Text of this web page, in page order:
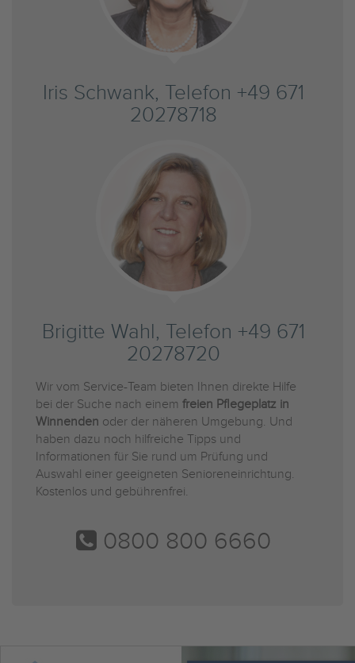
Iris Schwank, Telefon +49 671
20278718
Brigitte Wahl, Telefon +49 671
20278720
Wir vom Service-Team bieten Ihnen direkte Hilfe
bei der Suche nach einem freien Pflegeplatz in
Winnenden oder der näheren Umgebung. Und
haben dazu noch hilfreiche Tipps und
Informationen für Sie rund um Prüfung und
Auswahl einer geeigneten Senioreneinrichtung.
Kostenlos und gebührenfrei.
0800 800 6660